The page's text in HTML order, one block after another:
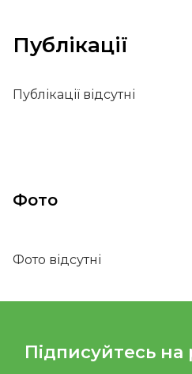
Публікації
Публікації відсутні
Фото
Фото відсутні
Підписуйтесь на